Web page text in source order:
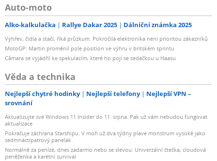
Auto-moto
Alko-kalkulačka Rallye Dakar 2025 Dálniční známka 2025
Výhřev, čidla a stačí, říká průzkum. Pokročilá elektronika není prioritou zákazníků
MotoGP: Martin proměnil pole position ve výhru v britském sprintu
Câmara se vyjádřil ke spekulacím, které ho pojí se sedačkou u Haasu
Věda a technika
Nejlepší chytré hodinky Nejlepší telefony
Nejlepší VPN –
srovnání
Aktualizujte své Windows 11 Insider do 11. srpna. Pak už vám nebudou fungovat
aktualizace
Pokračuje záchrana Starshipu. V moři už dva týdny plave monstrum vysoké jako
sedmnáctipatrový panelák
Normálně za peníze, dnes zadarmo nebo se slevou: Univerzální čtečka, cloudová
peněženka a karetní survival